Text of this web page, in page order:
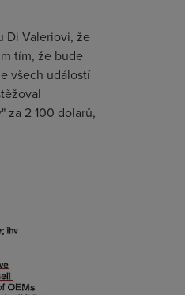
Di Valeriovi, že
tím, že bude
všech událostí
za 2 100 dolarů,